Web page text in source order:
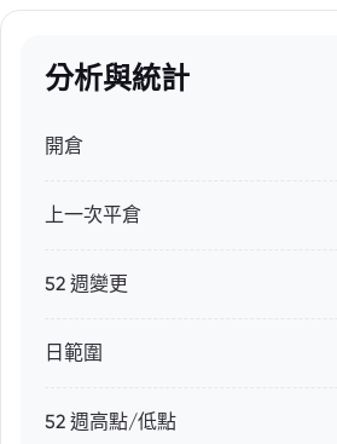
分析與統計
開倉
上一次平倉
52 週變更
日範圍
52 週高點/低點